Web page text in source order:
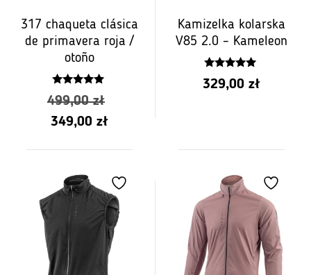
317 chaqueta clásica
de primavera roja /
otoño
5.00
z 5
499,00zł
zł.
349,00 złAktualna
349,00
zł.
Kamizelka kolarska
V85 2.0 – Kameleon
5.00
z 5
329,00 zł